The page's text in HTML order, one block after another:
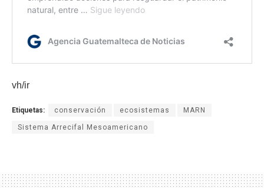
vh/ir
Etiquetas: conservación ecosistemas MARN
Sistema Arrecifal Mesoamericano